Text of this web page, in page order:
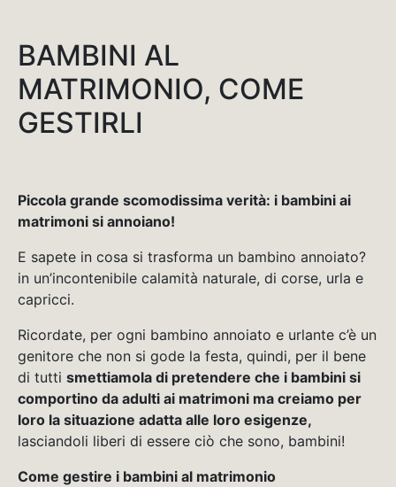
BAMBINI AL
MATRIMONIO, COME
GESTIRLI
Piccola grande scomodissima verità: i bambini ai
matrimoni si annoiano!
E sapete in cosa si trasforma un bambino annoiato?
in un’incontenibile calamità naturale, di corse, urla e
capricci.
Ricordate, per ogni bambino annoiato e urlante c’è un
genitore che non si gode la festa, quindi, per il bene
di tutti smettiamola di pretendere che i bambini si
comportino da adulti ai matrimoni ma creiamo per
loro la situazione adatta alle loro esigenze,
lasciandoli liberi di essere ciò che sono, bambini!
Come gestire i bambini al matrimonio